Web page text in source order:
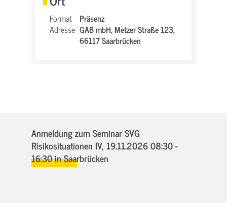
Format
Präsenz
Adresse GAB mbH,Metzer Straße 123,
66117 Saarbrücken
Anmeldung zum Seminar SVG
Risikosituationen IV, 19.11.2026 08:30 -
16:30in Saarbrücken